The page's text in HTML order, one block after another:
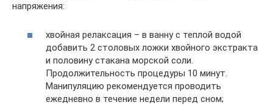
напряжения:
хвойная релаксация – в ванну с теплой водой
добавить 2 столовых ложки хвойного экстракта
и половину стакана морской соли.
Продолжительность процедуры 10 минут.
Манипуляцию рекомендуется проводить
ежедневно в течение недели перед сном;